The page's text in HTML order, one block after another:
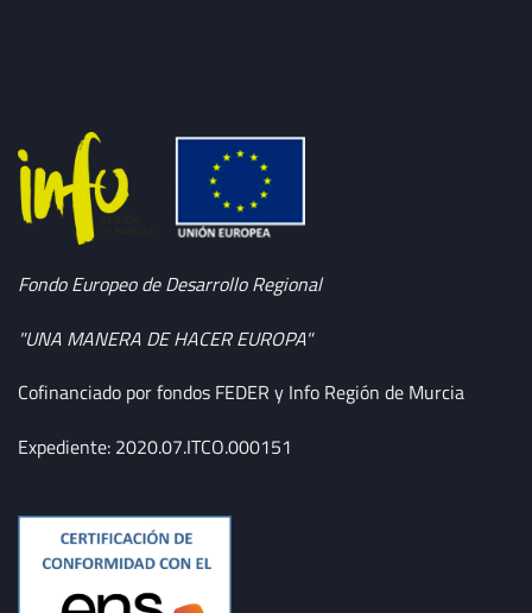
Fondo Europeo de Desarrollo Regional
"UNA MANERA DE HACER EUROPA"
Cofinanciado por fondos FEDER y Info Región de Murcia
Expediente: 2020.07.ITCO.000151